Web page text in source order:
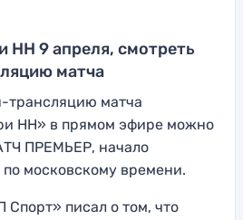
НН 9 апреля, смотреть
матча
трансляцию матча
НН» в прямом эфире можно
ПРЕМЬЕР, начало
московскому времени.
Спорт» писал о том, что